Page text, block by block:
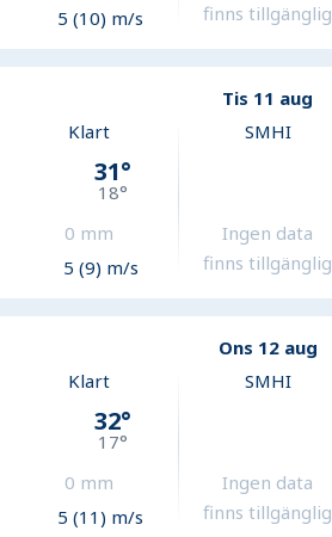
5 (10) m/s
finns tillgänglig
Tis 11 aug
Klart
31°
18°
0 mm
5 (9) m/s
SMHI
Ingen data
finns tillgänglig
Ons 12 aug
Klart
32°
17°
0 mm
5 (11) m/s
SMHI
Ingen data
finns tillgänglig